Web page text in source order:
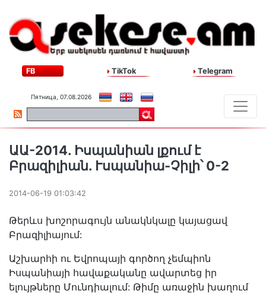
FB TikTok Telegram
Пятница, 07.08.2026
ԱԱ-2014. Իսպանիան լքում է
Բրազիլիան. Ւսպանիա-Չիլի՝ 0-2
2014-06-19 01:03:42
Թերևս խոշորագույն անակնկալը կայացավ
Բրազիլիայում:
Աշխարհի ու Եվրոպայի գործող չեմպիոն
Իսպանիայի հավաքականը ավարտեց իր
ելույթները Մունդիալում: Թիմը առաջին խաղում